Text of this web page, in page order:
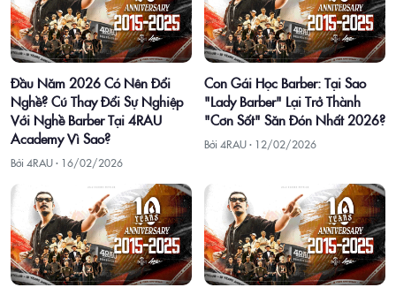
Đầu Năm 2026 Có Nên Đổi
Nghề? Cú Thay Đổi Sự Nghiệp
Với Nghề Barber Tại 4RAU
Academy Vì Sao?
Bởi 4RAU · 16/02/2026
Con Gái Học Barber: Tại Sao
"Lady Barber" Lại Trở Thành
"Cơn Sốt" Săn Đón Nhất 2026?
Bởi 4RAU · 12/02/2026